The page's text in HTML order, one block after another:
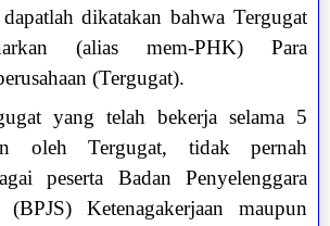
dikatakan bahwa Tergugat
(alias mem-PHK) Para
(Tergugat).
yang telah bekerja selama 5
oleh Tergugat, tidak pernah
peserta Badan Penyelenggara
Ketenagakerjaan maupun